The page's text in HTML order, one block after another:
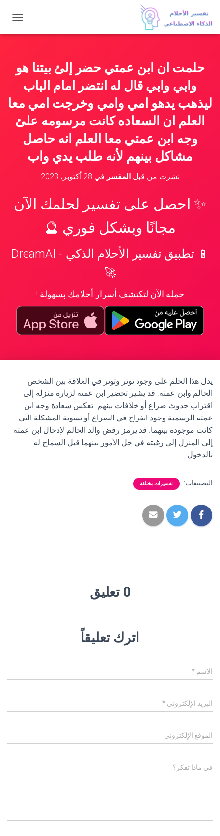
ب
ا
ق
ل
حلمت ان ابن عمتي حضر إلئ بيتنا هو
وابي وابي قال له انتضر امام الباب
ليذهب يدهو امي وامي وخرجت امي معا
العلم ان السعاده كانت مرسومه علئ
وجه ابن عمتي معا العلم انه حاصل
مشاكل بينهم لأنه طلب يدي واب
نشرت من قبلالمفسر في 28 أكتوبر، 2023
✨ احصل على تفسير لحلمك الآن
مجانًا وبشكل فوري 🔮
📱 تطبيق تفسير الأحلام الذكي - DreamAI
🚀
حمله الآن لتكتشف أسرار أحلامك بسهولة !
يدل هذا الحلم على وجود توتر وتوتر في العلاقة بين الشخص
الحالم وابن عمته. قد يشير تحضير ابن عمته لزيارة منزله إلى
اقتراب حدوث صراع أو خلافات بينهم. تعكس سعادة وجه ابن
عمته الرسمية وجود انفراج في الصراع أو تسوية المشكلة التي
كانت موجودة بينهما. قد يرمز رفض والد الحالم لإدخال ابن عمته
إلى المنزل إلى رغبته في حل الأمور بينهما قبل السماح له
بالدخول.
التصنيفات: تفسيرات مختلفة
0 تعليق
اترك تعليقاً
الاسم *
البريد الإلكتروني *
الموقع الإلكتروني
في ماذا تفكر؟